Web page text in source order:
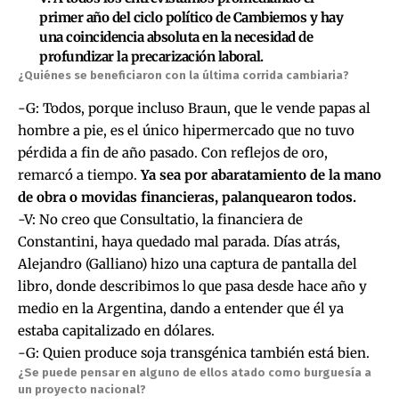
primer año del ciclo político de Cambiemos y hay
una coincidencia absoluta en la necesidad de
profundizar la precarización laboral.
¿Quiénes se beneficiaron con la última corrida cambiaria?
-G: Todos, porque incluso Braun, que le vende papas al
hombre a pie, es el único hipermercado que no tuvo
pérdida a fin de año pasado. Con reflejos de oro,
remarcó a tiempo.Ya sea por abaratamiento de la mano
de obra o movidas financieras, palanquearon todos.
-V: No creo que Consultatio, la financiera de
Constantini, haya quedado mal parada. Días atrás,
Alejandro (Galliano) hizo una captura de pantalla del
libro, donde describimos lo que pasa desde hace año y
medio en la Argentina, dando a entender que él ya
estaba capitalizado en dólares.
-G: Quien produce soja transgénica también está bien.
¿Se puede pensar en alguno de ellos atado como burguesía a
un proyecto nacional?